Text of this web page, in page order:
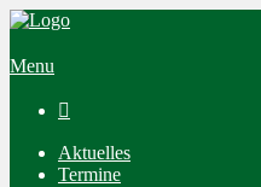
Menu

Aktuelles
Termine